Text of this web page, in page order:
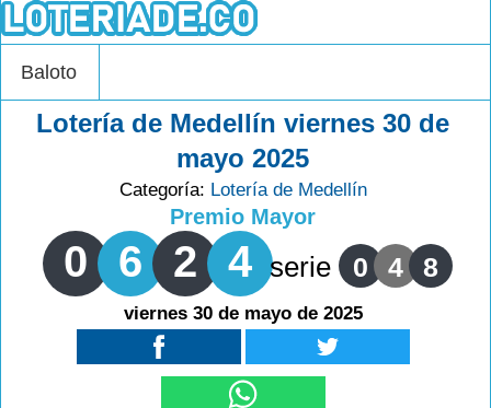
Baloto
Lotería de Medellín viernes 30 de
mayo 2025
Categoría: Lotería de Medellín
Premio Mayor
0 6 2 4 serie 0 4 8
viernes 30 de mayo de 2025